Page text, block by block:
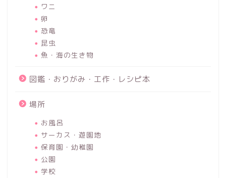
ワニ
卵
恐竜
昆虫
魚・海の生き物
図鑑・おりがみ・工作・レシピ本
場所
お風呂
サーカス・遊園地
保育園・幼稚園
公園
学校